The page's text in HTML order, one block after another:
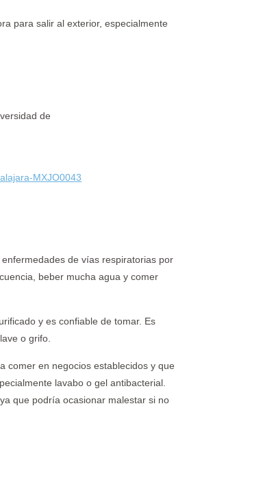
para salir al exterior, especialmente
de
MXJO0043
de vías respiratorias por
beber mucha agua y comer
y es confiable de tomar. Es
o grifo.
comer en negocios establecidos y que
lavabo o gel antibacterial.
que podría ocasionar malestar si no